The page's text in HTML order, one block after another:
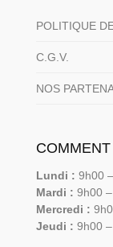
POLITIQUE
C.G.V.
NOS
Lundi : 9h00
Mardi : 9h00
Mercredi :
Jeudi : 9h00